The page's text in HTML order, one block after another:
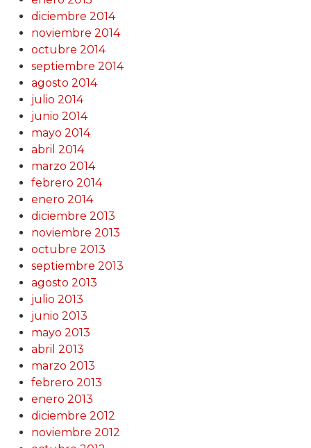
diciembre 2014
noviembre 2014
octubre 2014
septiembre 2014
agosto 2014
julio 2014
junio 2014
mayo 2014
abril 2014
marzo 2014
febrero 2014
enero 2014
diciembre 2013
noviembre 2013
octubre 2013
septiembre 2013
agosto 2013
julio 2013
junio 2013
mayo 2013
abril 2013
marzo 2013
febrero 2013
enero 2013
diciembre 2012
noviembre 2012